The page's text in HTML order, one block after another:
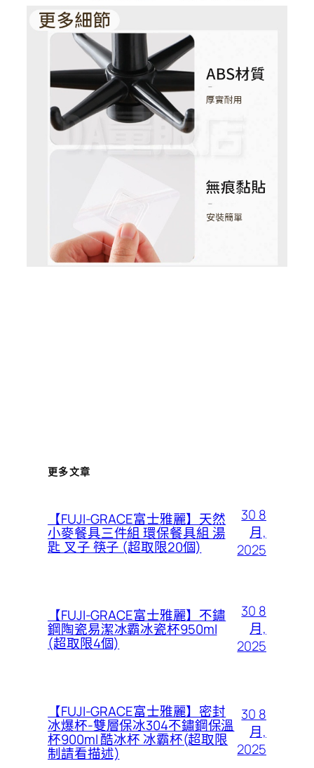
更多文章
【FUJI-GRACE富士雅麗】天然
小麥餐具三件組 環保餐具組 湯
匙 叉子 筷子 (超取限20個)
30 8
月,
2025
【FUJI-GRACE富士雅麗】不鏽
鋼陶瓷易潔冰霸冰瓷杯950ml
(超取限4個)
30 8
月,
2025
【FUJI-GRACE富士雅麗】密封
冰爆杯-雙層保冰304不鏽鋼保溫
杯900ml 酷冰杯 冰霸杯(超取限
制請看描述)
30 8
月,
2025